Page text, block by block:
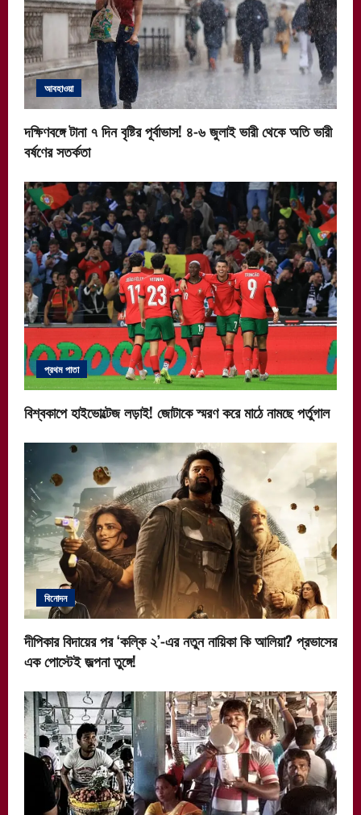
আবহাওয়া
দক্ষিণবঙ্গে টানা ৭ দিন বৃষ্টির পূর্বাভাস! ৪-৬ জুলাই ভারী থেকে অতি ভারী
বর্ষণের সতর্কতা
প্রথম পাতা
বিশ্বকাপে হাইভোল্টেজ লড়াই! জোটাকে স্মরণ করে মাঠে নামছে পর্তুগাল
বিনোদন
দীপিকার বিদায়ের পর ‘কল্কি ২’-এর নতুন নায়িকা কি আলিয়া? প্রভাসের
এক পোস্টেই জল্পনা তুঙ্গে!